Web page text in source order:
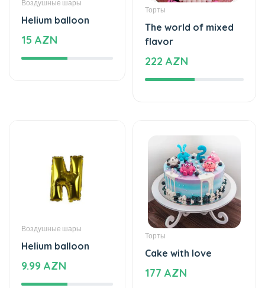
15 AZN
flavor
222 AZN
Воздушные шары
9.99 AZN
Торты
Cake with love
177 AZN